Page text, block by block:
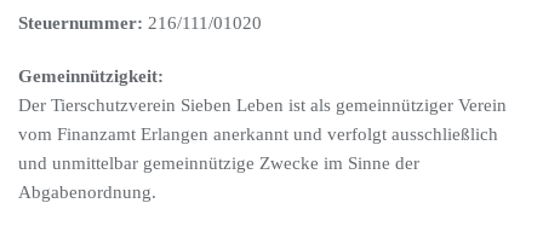
Steuernummer: 216/111/01020
Gemeinnützigkeit:
Der Tierschutzverein Sieben Leben ist als gemeinnütziger Verein
vom Finanzamt Erlangen anerkannt und verfolgt ausschließlich
und unmittelbar gemeinnützige Zwecke im Sinne der
Abgabenordnung.